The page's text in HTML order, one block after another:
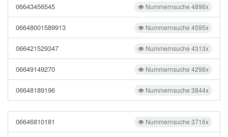
Nummernsuche 4896x
06643456545
Nummernsuche 4595x
06648001589913
Nummernsuche 4313x
066421529347
Nummernsuche 4298x
06649149270
Nummernsuche 3844x
06648189196
Nummernsuche 3716x
06646810181